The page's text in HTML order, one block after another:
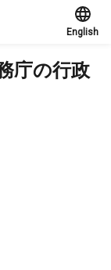
English
庁の行政